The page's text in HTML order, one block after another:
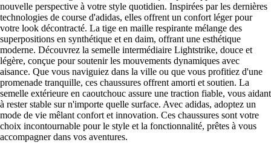
nouvelle perspective à votre style quotidien. Inspirées par les dernières
technologies de course d'adidas, elles offrent un confort léger pour
votre look décontracté. La tige en maille respirante mélange des
superpositions en synthétique et en daim, offrant une esthétique
moderne. Découvrez la semelle intermédiaire Lightstrike, douce et
légère, conçue pour soutenir les mouvements dynamiques avec
aisance. Que vous naviguiez dans la ville ou que vous profitiez d'une
promenade tranquille, ces chaussures offrent amorti et soutien. La
semelle extérieure en caoutchouc assure une traction fiable, vous aidant
à rester stable sur n'importe quelle surface. Avec adidas, adoptez un
mode de vie mêlant confort et innovation. Ces chaussures sont votre
choix incontournable pour le style et la fonctionnalité, prêtes à vous
accompagner dans vos aventures.